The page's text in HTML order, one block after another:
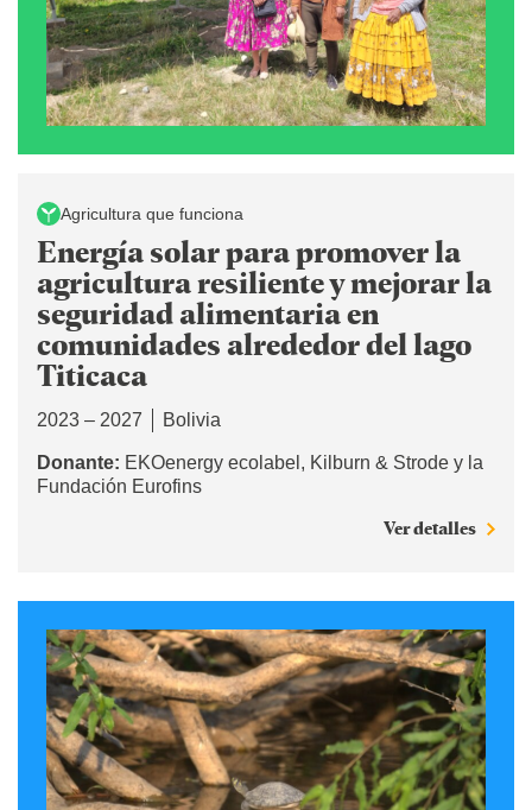
Agricultura que funciona
Energía solar para promover la
agricultura resiliente y mejorar la
seguridad alimentaria en
comunidades alrededor del lago
Titicaca
2023 – 2027 Bolivia
Donante: EKOenergy ecolabel, Kilburn & Strode y la
Fundación Eurofins
Ver detalles